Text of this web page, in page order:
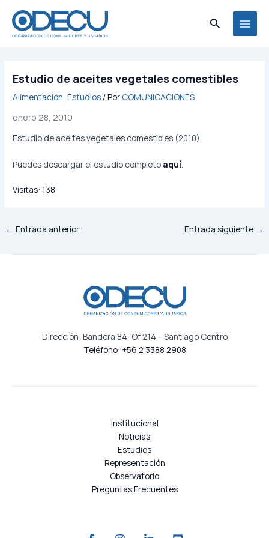
contenido
Buscar
Estudio de aceites vegetales comestibles
Alimentación,Estudios / Por COMUNICACIONES
enero 28, 2010
Estudio de aceites vegetales comestibles (2010).
Puedes descargar el estudio completo aquí
Visitas: 138
← Entrada anterior Entrada siguiente →
Dirección: Bandera 84, Of 214 – Santiago Centro
Teléfono: +56 2 3388 2908
Institucional
Noticias
Estudios
Representación
Observatorio
Preguntas Frecuentes